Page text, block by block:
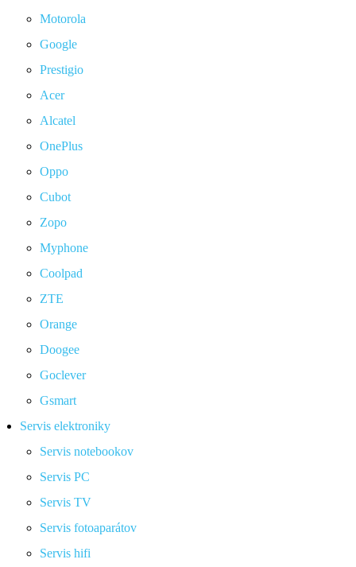
Motorola
Google
Prestigio
Acer
Alcatel
OnePlus
Oppo
Cubot
Zopo
Myphone
Coolpad
ZTE
Orange
Doogee
Goclever
Gsmart
Servis elektroniky
Servis notebookov
Servis PC
Servis TV
Servis fotoaparátov
Servis hifi